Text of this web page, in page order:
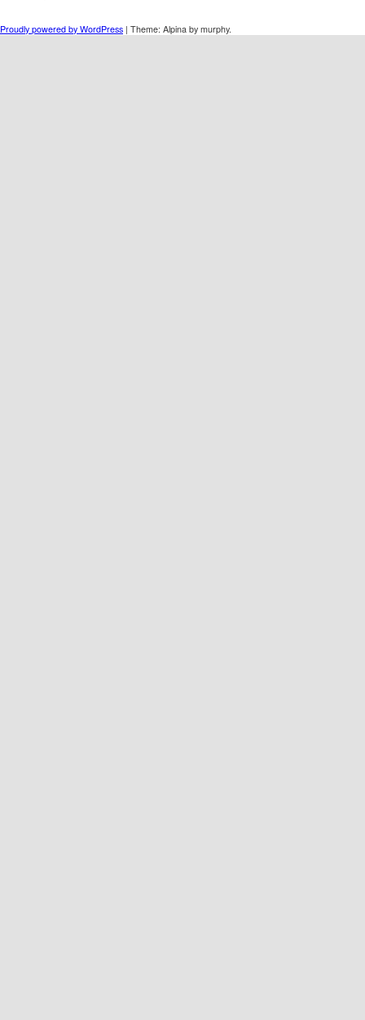
Proudly powered by WordPress | Theme: Alpina by murphy.